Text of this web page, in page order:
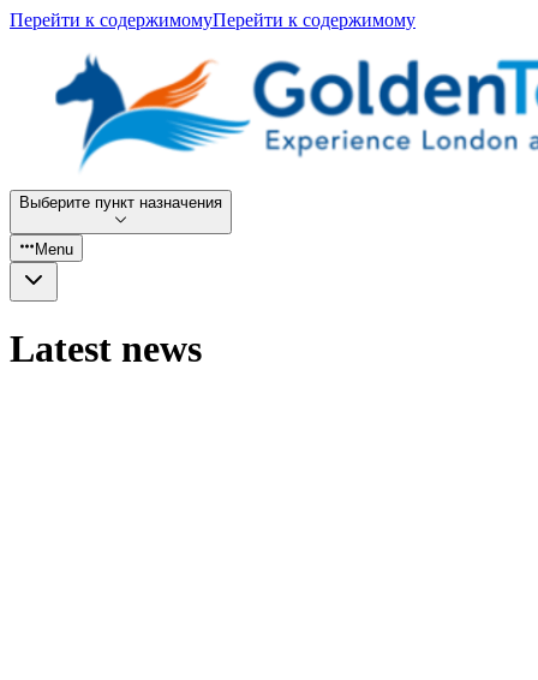
Перейти к содержимомуПерейти к содержимому
Выберите пункт назначения
Menu
Latest news